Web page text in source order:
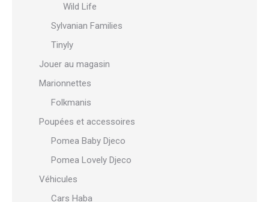
Wild Life
Sylvanian Families
Tinyly
Jouer au magasin
Marionnettes
Folkmanis
Poupées et accessoires
Pomea Baby Djeco
Pomea Lovely Djeco
Véhicules
Cars Haba